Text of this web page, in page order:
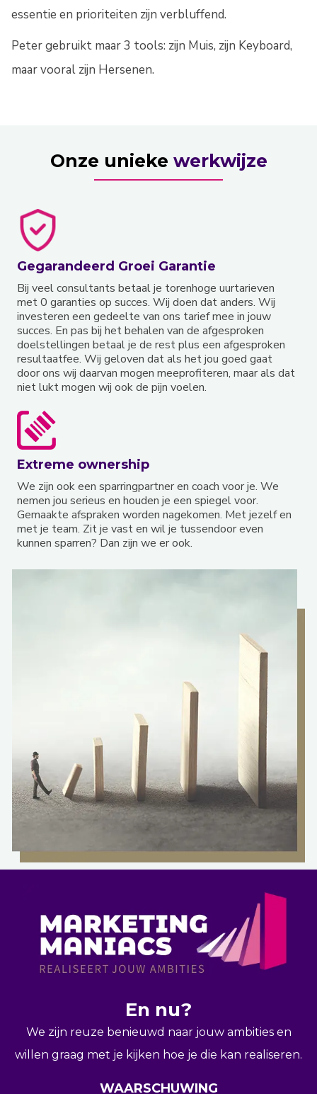
essentie en prioriteiten zijn verbluffend.
Peter gebruikt maar 3 tools: zijn Muis, zijn Keyboard,
maar vooral zijn Hersenen.
Onze unieke werkwijze
Gegarandeerd Groei Garantie
Bij veel consultants betaal je torenhoge uurtarieven
met 0 garanties op succes. Wij doen dat anders. Wij
investeren een gedeelte van ons tarief mee in jouw
succes. En pas bij het behalen van de afgesproken
doelstellingen betaal je de rest plus een afgesproken
resultaatfee. Wij geloven dat als het jou goed gaat
door ons wij daarvan mogen meeprofiteren, maar als dat
niet lukt mogen wij ook de pijn voelen.
Extreme ownership
We zijn ook een sparringpartner en coach voor je. We
nemen jou serieus en houden je een spiegel voor.
Gemaakte afspraken worden nagekomen. Met jezelf en
met je team. Zit je vast en wil je tussendoor even
kunnen sparren? Dan zijn we er ook.
En nu?
We zijn reuze benieuwd naar jouw ambities en
willen graag met je kijken hoe je die kan realiseren.
WAARSCHUWING